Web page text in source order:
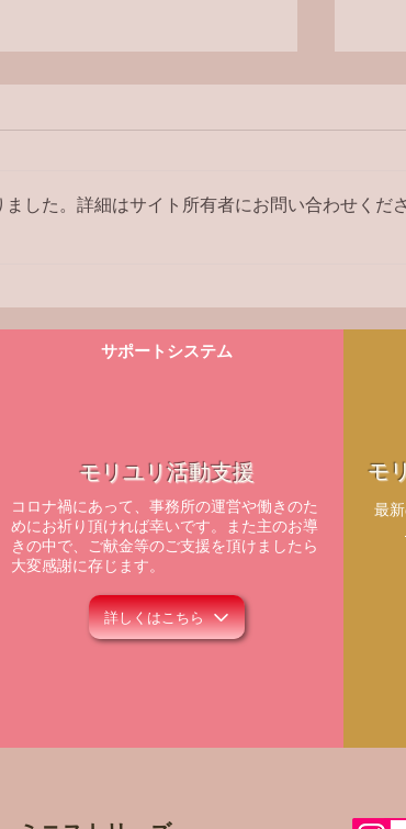
した。詳細はサイト所有者にお問い合わせくださ
サポートシステム
モリユリ活動支援
コロナ禍にあって、事務所の運営や働きのた
めにお祈り頂ければ幸いです。また主のお導
きの中で、ご献金等のご支援を頂けましたら
大変感謝に存じます。
詳しくはこちら
モ
最